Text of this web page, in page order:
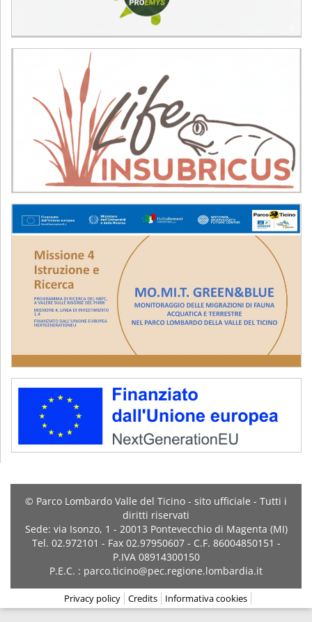
© Parco Lombardo Valle del Ticino - sito ufficiale - Tutti i
diritti riservati
Sede: via Isonzo, 1 - 20013 Pontevecchio di Magenta (MI)
Tel. 02.972101 - Fax 02.97950607 - C.F. 86004850151 -
P.IVA 08914300150
P.E.C. : parco.ticino@pec.regione.lombardia.it
Privacy policy Credits Informativa cookies